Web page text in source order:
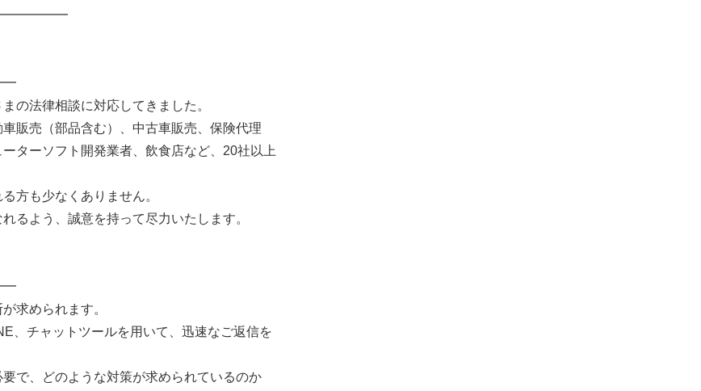
の法律相談に対応してきました。
販売（部品含む）、中古車販売、保険代理
ターソフト開発業者、飲食店など、20社以上
方も少なくありません。
るよう、誠意を持って尽力いたします。
求められます。
、チャットツールを用いて、迅速なご返信を
で、どのような対策が求められているのか